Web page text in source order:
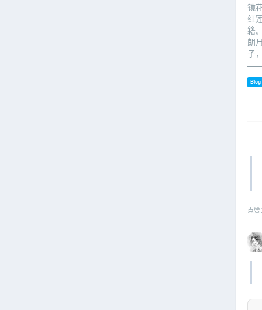
镜
红
籍
朗
子
——
Blog
点